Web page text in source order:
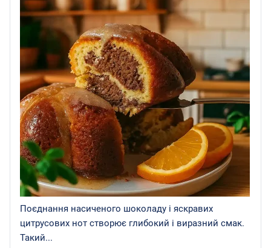
Поєднання насиченого шоколаду і яскравих
цитрусових нот створює глибокий і виразний смак.
Такий...